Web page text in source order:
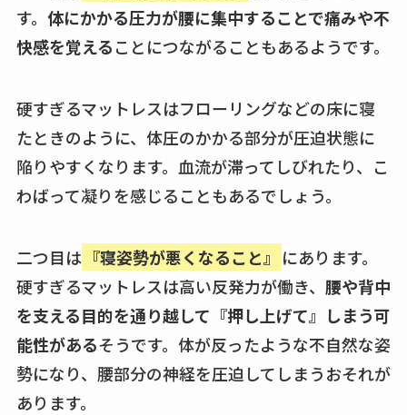
す。 体にかかる圧力が腰に集中することで痛みや不
快感を覚えることにつながることもあるようです。
硬すぎるマットレスはフローリングなどの床に寝
たときのように、体圧のかかる部分が圧迫状態に
陥りやすくなります。血流が滞ってしびれたり、こ
わばって凝りを感じることもあるでしょう。
二つ目は 『寝姿勢が悪くなること』 にあります。
硬すぎるマットレスは高い反発力が働き、 腰や背中
を支える目的を通り越して『押し上げて』しまう可
能性があるそうです。体が反ったような不自然な姿
勢になり、腰部分の神経を圧迫してしまうおそれが
あります。